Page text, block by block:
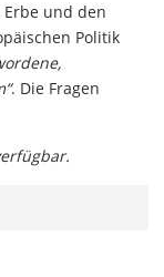
und den
Politik
. Die Fragen